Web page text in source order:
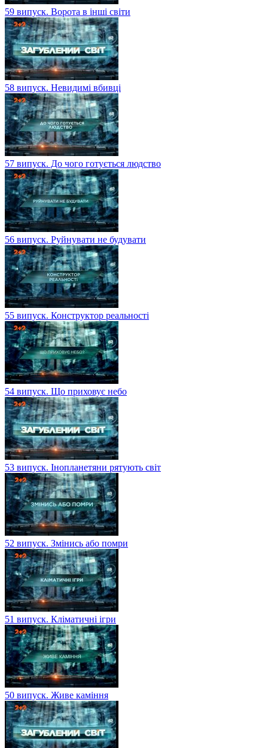
59 випуск. Ворота в інші світи
58 випуск. Невидимі вбивці
57 випуск. До чого готується людство
56 випуск. Руйнувати не будувати
55 випуск. Конструктор реальності
54 випуск. Що приховує небо
53 випуск. Інопланетяни рятують світ
52 випуск. Змінись або помри
51 випуск. Кліматичні ігри
50 випуск. Живе каміння